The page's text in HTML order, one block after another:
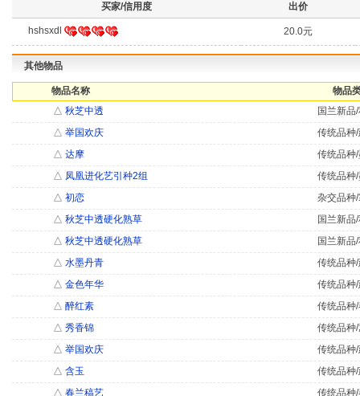
买家/信用度 出价
hshsxdl 20.0元
其他物品
物品名称
物品
△ 秋芝中透
国兰新品
△ 举国欢庆
传统品种
△ 达摩
传统品种
△ 凤凰进化艺引种2组
传统品种
△ 初恋
杂交品种
△ 秋芝中透硬化熟草
国兰新品
△ 秋芝中透硬化熟草
国兰新品
△ 水墨丹青
传统品种
△ 金色年华
传统品种
△ 醉红素
传统品种
△ 秀香锦
传统品种
△ 举国欢庆
传统品种
△ 含玉
传统品种
△ 春兰稿艺
传统品种